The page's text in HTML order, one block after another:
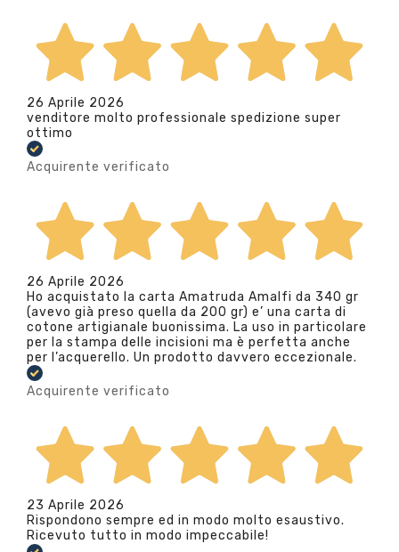
26 Aprile 2026
venditore molto professionale spedizione super
ottimo
Acquirente verificato
26 Aprile 2026
Ho acquistato la carta Amatruda Amalfi da 340 gr
(avevo già preso quella da 200 gr) e’ una carta di
cotone artigianale buonissima. La uso in particolare
per la stampa delle incisioni ma è perfetta anche
per l’acquerello. Un prodotto davvero eccezionale.
Acquirente verificato
23 Aprile 2026
Rispondono sempre ed in modo molto esaustivo.
Ricevuto tutto in modo impeccabile!